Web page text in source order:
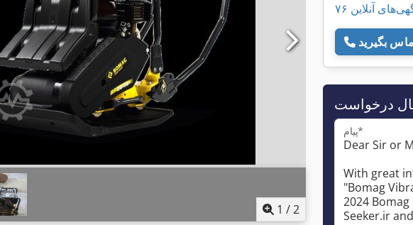
1 /2
آگهی‌های آنلاین
درخواست
پیام*